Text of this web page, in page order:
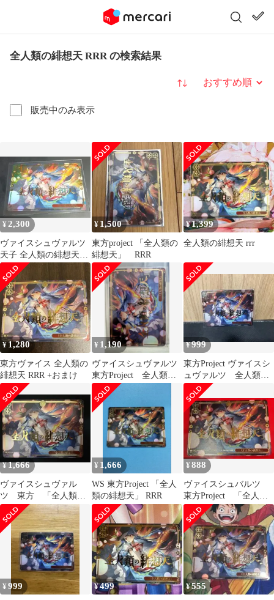
全人類の緋想天 RRR の検索結果
販売中のみ表示
並び替え
¥ 2,300
ヴァイスシュヴァルツ
天子 全人類の緋想天
RRR
¥ 1,500
東方project 「全人類の
緋想天」 RRR
¥1,399
全人類の緋想天 rrr
¥1,280
東方ヴァイス 全人類の
緋想天 RRR +おまけ
¥ 1,190
ヴァイスシュヴァルツ
東方Project 全人類の
緋想天 RRR
¥999
東方Project ヴァイスシ
ュヴァルツ 全人類の
緋想天 RRR
¥1,666
ヴァイスシュヴァル
ツ 東方 「全人類の
緋想天」 RRR/トリプ
ルレア
¥ 1,666
WS 東方Project 「全人
類の緋想天」 RRR
¥888
ヴァイスシュバルツ
東方Project 「全人類
の緋想天」 RRR 天
子
¥999 ¥499 ¥555